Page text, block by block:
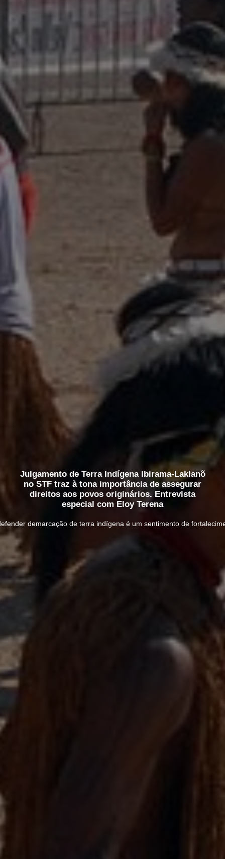
Julgamento de Terra Indígena Ibirama-Laklanõ
no STF traz à tona importância de assegurar
direitos aos povos originários. Entrevista
especial com Eloy Terena
demarcação de terra indígena é um sentimento de